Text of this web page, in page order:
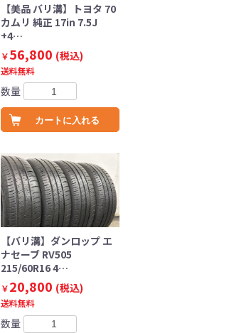
【美品 バリ溝】トヨタ 70
カムリ 純正 17in 7.5J
+4…
￥56,800 (税込)
送料無料
数量
カートに入れる
【バリ溝】ダンロップ エ
ナセーブ RV505
215/60R16 4…
￥20,800 (税込)
送料無料
数量